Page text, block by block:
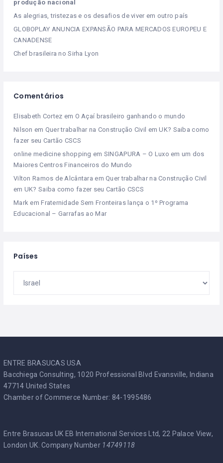
produção nacional
As alegrias, tristezas e os desafios de viver em outro país
GLOBOPLAY ANUNCIA EXPANSÃO PARA MERCADOS EUROPEU E
CANADENSE
Chef brasileira no Sirha Lyon
Comentários
Elisabeth Cortez em O Açaí brasileiro ganhando o mundo
Nilson em Quer trabalhar na Construção Civil em UK? Saiba como
fazer seu Cartão CSCS
online medicine shopping em SINGAPURA – O Luxo em um dos
Maiores Centros Financeiros do Mundo
Vilton Ramos de Alcântara emQuer trabalhar na Construção Civil
em UK? Saiba como fazer seu Cartão CSCS
Mark emFraternidade Sem Fronteiras lança o 1º Programa
Educacional – Garrafas ao Mar
Países
ENTRE BRASUCAS USA
Bacchiega Consulting, 1020 Professional Blvd Evansville, Indiana
47714 United States
Chamber of Commerce Number: 84-1995486
Entre Brasucas UK EB International Services Ltd, 22 Palace View,
London UK. Company Number 14749118